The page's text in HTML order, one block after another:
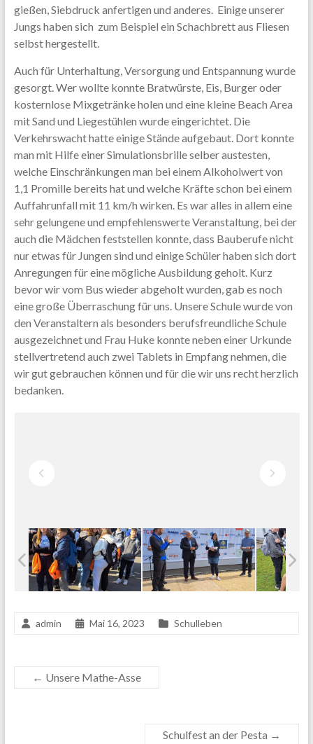
gießen, Siebdruck anfertigen und anderes. Einige unserer
Jungs haben sich zum Beispiel ein Schachbrett aus Fliesen
selbst hergestellt.
Auch für Unterhaltung, Versorgung und Entspannung wurde
gesorgt. Wer wollte konnte Bratwürste, Eis, Burger oder
kosternlose Mixgetränke holen und eine kleine Beach Area
mit Sand und Liegestühlen wurde eingerichtet. Die
Verkehrswacht hatte einige Stände aufgebaut. Dort konnte
man mit Hilfe einer Simulationsbrille selber austesten,
welche Einschränkungen man bei einem Alkoholwert von
1,1 Promille bereits hat und welche Kräfte schon bei einem
Auffahrunfall mit 11 km/h wirken. Es war alles in allem eine
sehr gelungene und empfehlenswerte Veranstaltung, bei der
auch die Mädchen feststellen konnte, dass Bauberufe nicht
nur etwas für Jungen sind und einige Schüler haben sich dort
Anregungen für eine mögliche Ausbildung geholt. Kurz
bevor wir vom Bus wieder abgeholt wurden, gab es noch
eine große Überraschung für uns. Unsere Schule wurde von
den Veranstaltern als besonders berufsfreundliche Schule
ausgezeichnet und Frau Huke konnte neben einer Urkunde
stellvertretend auch zwei Tablets in Empfang nehmen, die
wir gut gebrauchen können und für die wir uns recht herzlich
bedanken.
admin Mai 16, 2023 Schulleben
← Unsere Mathe-Asse
Schulfest an der Pesta →